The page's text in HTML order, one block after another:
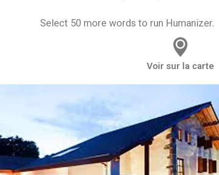
Select 50 more words to run Humanizer.
Voir sur la carte